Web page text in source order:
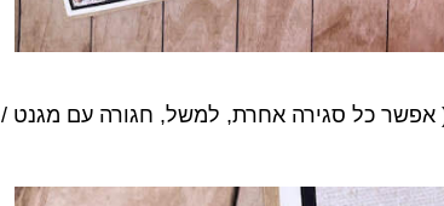
אפשר כל סגירה אחרת, למשל, חגורה עם מגנט /